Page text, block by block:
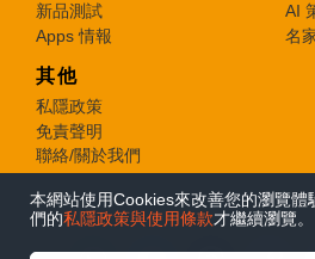
本網站使用Cookies來改善您的瀏覽
們的私隱政策與使用條款才繼續瀏覽。
新品測試
Apps 情報
AI
名
其他
私隱政策
免責聲明
聯絡/關於我們
© 2026 e-zone. All Rights